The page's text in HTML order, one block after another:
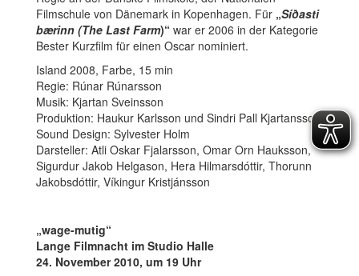
Filmschule von Dänemark in Kopenhagen. Für „Síðasti
bærinn (The Last Farm)“ war er 2006 in der Kategorie
Bester Kurzfilm für einen Oscar nominiert.
Island 2008, Farbe, 15 min
Regie: Rúnar Rúnarsson
Musik: Kjartan Sveinsson
Produktion: Haukur Karlsson und Sindri Pall Kjartansson
Sound Design: Sylvester Holm
Darsteller: Atli Oskar Fjalarsson, Omar Orn Hauksson,
Sigurdur Jakob Helgason, Hera Hilmarsdóttir, Thorunn
Jakobsdóttir, Víkingur Kristjánsson
„wage-mutig“
Lange Filmnacht im Studio Halle
24. November 2010, um 19 Uhr